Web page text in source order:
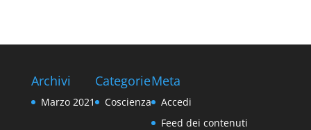
Archivi
Marzo 2021
Categorie
Coscienza
Meta
Accedi
Feed dei contenuti